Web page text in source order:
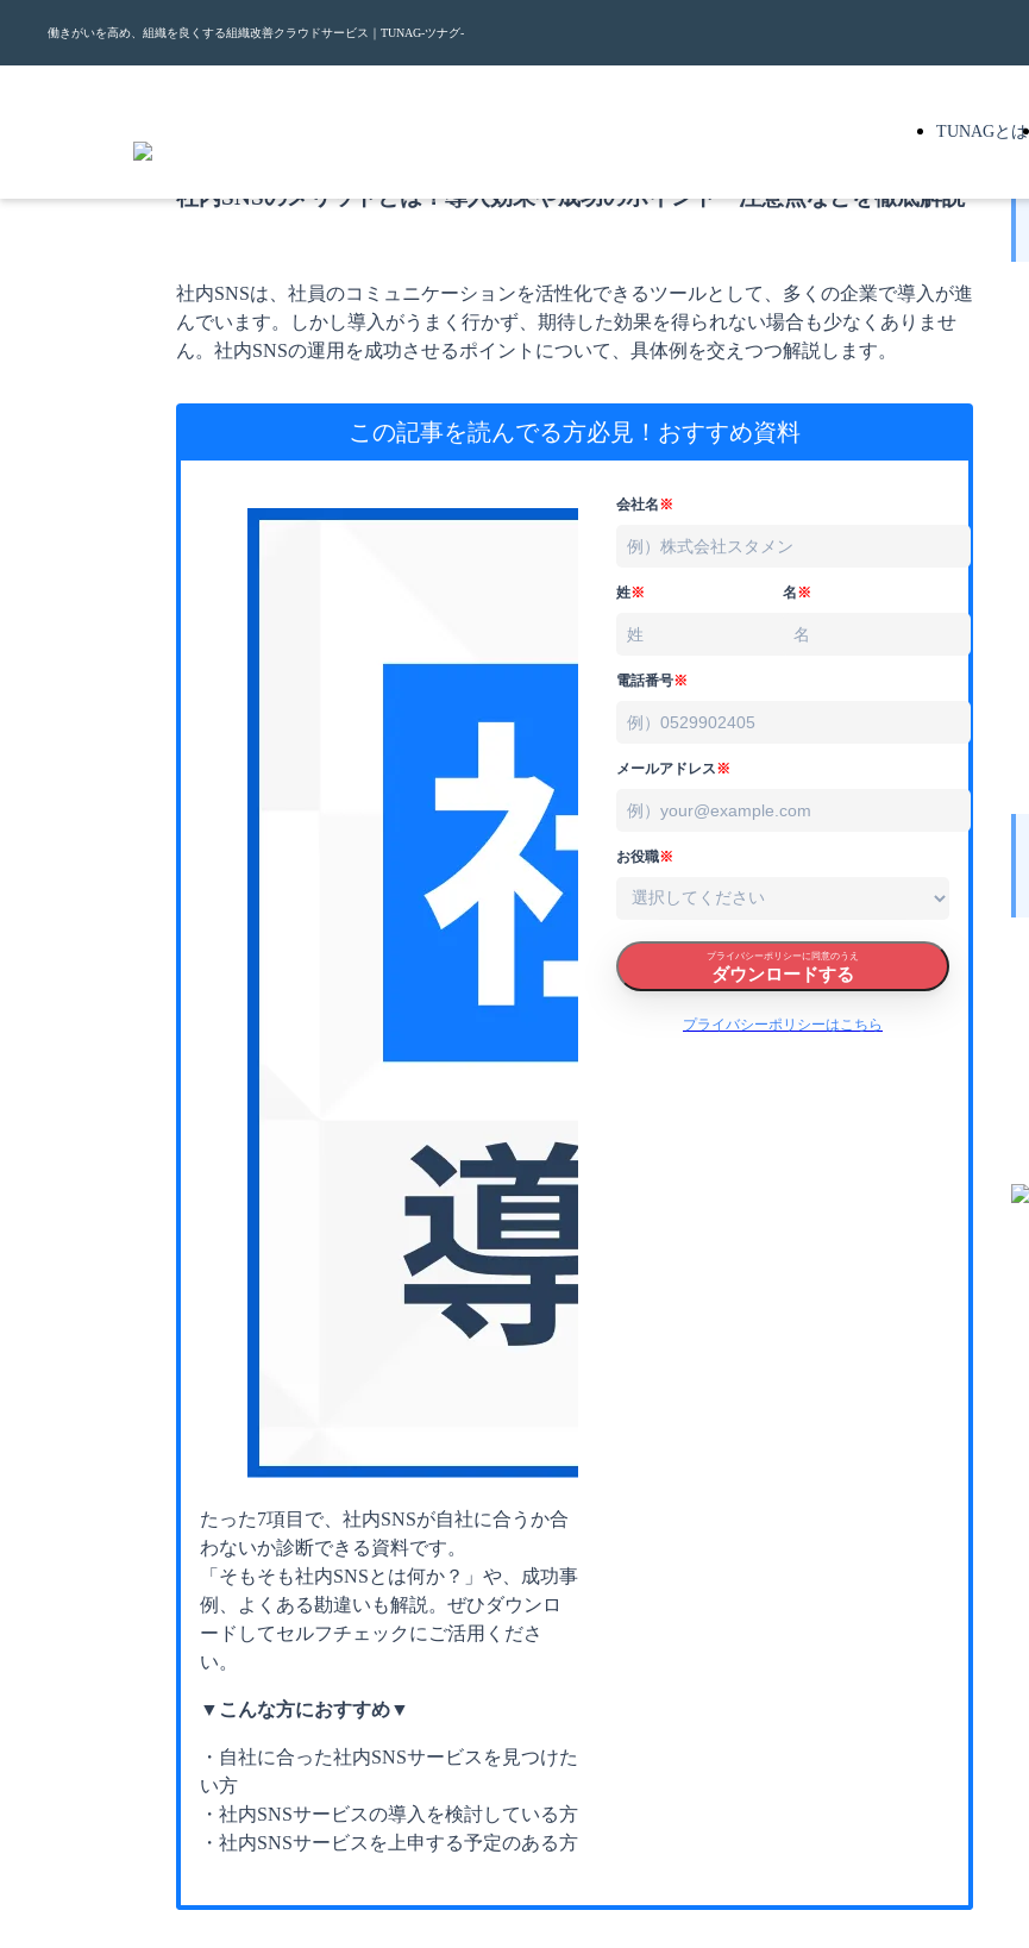
働きがいを高め、組織を良くする組織改善クラウドサービス｜TUNAG-ツナグ-
TUNAGとは
社内SNSのメリットとは？導入効果や成功のポイント・注意点などを徹底解説
社内SNSは、社員のコミュニケーションを活性化できるツールとして、多くの企業で導入が進
んでいます。しかし導入がうまく行かず、期待した効果を得られない場合も少なくありませ
ん。社内SNSの運用を成功させるポイントについて、具体例を交えつつ解説します。
この記事を読んでる方必見！ おすすめ資料
たった7項目で、社内SNSが自社に合うか合
わないか診断できる資料です。
「そもそも社内SNSとは何か？」や、成功事
例、よくある勘違いも解説。ぜひダウンロ
ードしてセルフチェックにご活用くださ
い。
▼こんな方におすすめ▼
・自社に合った社内SNSサービスを見つけた
い方
・社内SNSサービスの導入を検討している方
・社内SNSサービスを上申する予定のある方
会社名※
姓※ 名※
電話番号※
メールアドレス※
お役職※
プライバシーポリシーに同意のうえ
ダウンロードする
プライバシーポリシーはこちら